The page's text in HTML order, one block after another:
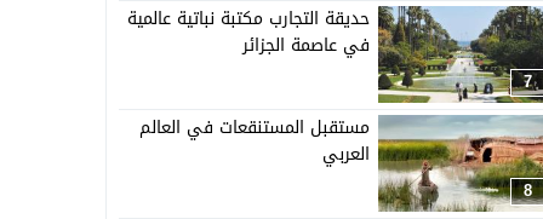
7
حديقة التجارب مكتبة نباتية عالمية
في عاصمة الجزائر
8
مستقبل المستنقعات في العالم
العربي